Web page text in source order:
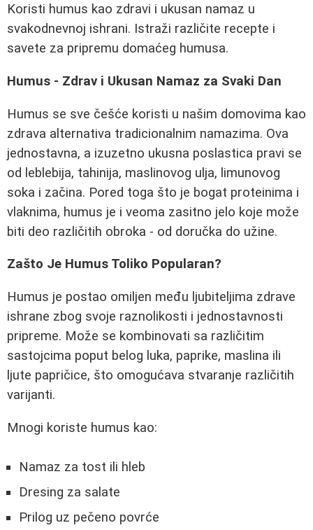
Koristi humus kao zdravi i ukusan namaz u
svakodnevnoj ishrani. Istraži različite recepte i
savete za pripremu domaćeg humusa.
Humus - Zdrav i Ukusan Namaz za Svaki Dan
Humus se sve češće koristi u našim domovima kao
zdrava alternativa tradicionalnim namazima. Ova
jednostavna, a izuzetno ukusna poslastica pravi se
od leblebija, tahinija, maslinovog ulja, limunovog
soka i začina. Pored toga što je bogat proteinima i
vlaknima, humus je i veoma zasitno jelo koje može
biti deo različitih obroka - od doručka do užine.
Zašto Je Humus Toliko Popularan?
Humus je postao omiljen među ljubiteljima zdrave
ishrane zbog svoje raznolikosti i jednostavnosti
pripreme. Može se kombinovati sa različitim
sastojcima poput belog luka, paprike, maslina ili
ljute papričice, što omogućava stvaranje različitih
varijanti.
Mnogi koriste humus kao:
Namaz za tost ili hleb
Dresing za salate
Prilog uz pečeno povrće